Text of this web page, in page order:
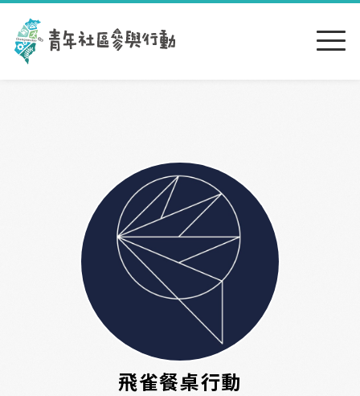
跳到主要內容區塊
飛雀餐桌行動